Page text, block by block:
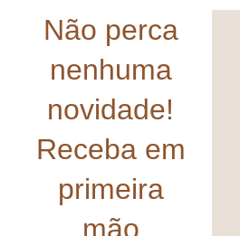
Não perca
nenhuma
novidade!
Receba em
primeira
mão